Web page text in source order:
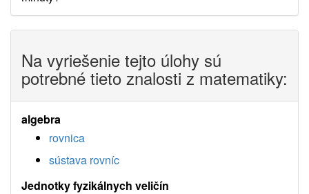
Na vyriešenie tejto úlohy sú
potrebné tieto znalosti z matematiky:
algebra
rovnica
sústava rovníc
Jednotky fyzikálnych veličín